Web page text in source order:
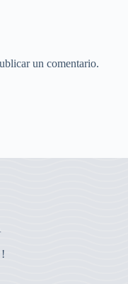
un comentario.